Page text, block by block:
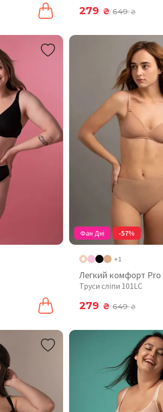
279 ₴ 649₴
Фан Дні -57%
+1
Легкий комфорт Pro
Труси сліпи 101LC
279 ₴ 649₴